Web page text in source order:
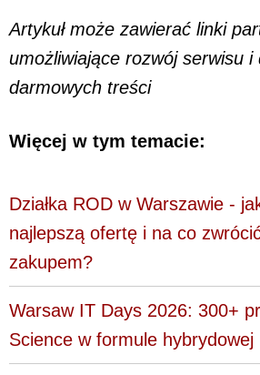
Artykuł może zawierać linki
umożliwiające rozwój serwisu i
darmowych treści
Więcej w tym temacie:
Działka ROD w Warszawie -
najlepszą ofertę i na co
zakupem?
Warsaw IT Days 2026: 300+
Science w formule hybrydowej